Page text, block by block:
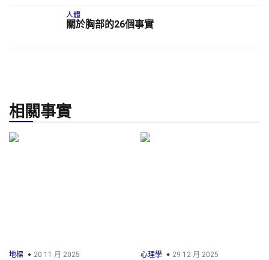
人體
關於胸部的26個事實
相關事實
地標 20 11 月 2025 心理學 29 12 月 2025